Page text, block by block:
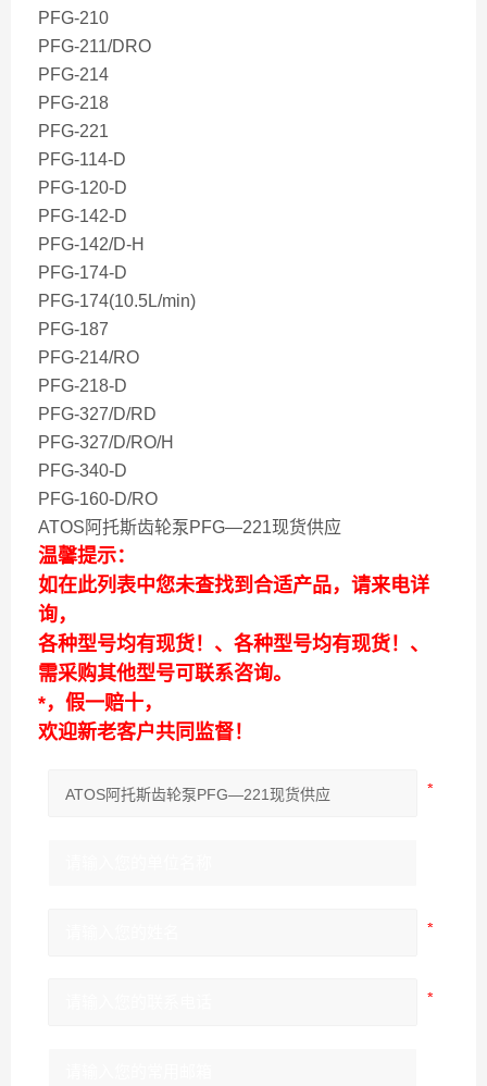
PFG-210
PFG-211/DRO
PFG-214
PFG-218
PFG-221
PFG-114-D
PFG-120-D
PFG-142-D
PFG-142/D-H
PFG-174-D
PFG-174(10.5L/min)
PFG-187
PFG-214/RO
PFG-218-D
PFG-327/D/RD
PFG-327/D/RO/H
PFG-340-D
PFG-160-D/RO
ATOS阿托斯齿轮泵PFG—221现货供应
温馨提示：
如在此列表中您未查找到合适产品，请来电详
询，
各种型号均有现货！、各种型号均有现货！、
需采购其他型号可联系咨询。
*，假一赔十，
欢迎新老客户共同监督！